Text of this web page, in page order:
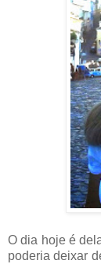
O dia hoje é
poderia deixar